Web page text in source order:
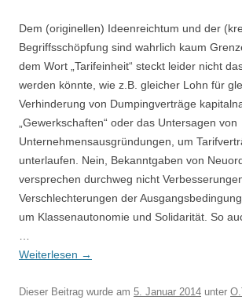
Dem (originellen) Ideenreichtum und der
Begriffsschöpfung sind wahrlich kaum
dem Wort „Tarifeinheit“ steckt leider nicht
werden könnte, wie z.B. gleicher Lohn für
Verhinderung von Dumpingverträge
„Gewerkschaften“ oder das Untersagen von
Unternehmensausgründungen, um
unterlaufen. Nein, Bekanntgaben von
versprechen durchweg nicht
Verschlechterungen der
um Klassenautonomie und Solidarität. So
Weiterlesen →
Dieser Beitrag wurde am 5. Januar 2014 unter